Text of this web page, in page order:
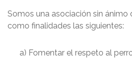
Somos una asociación sin ánimo
como finalidades las siguientes:
a) Fomentar el respeto al